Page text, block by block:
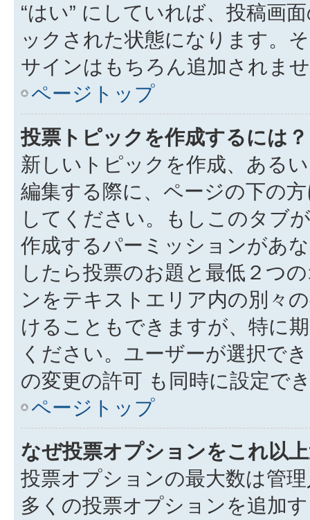
“はい” にしていれば、投稿画
ックされた状態になります。
サインはもちろん追加されま
ページトップ
投票トピックを作成するには？
新しいトピックを作成、ある
編集する際に、ページの下の
してください。もしこのタブ
作成するパーミッションがあ
したら投票のお題と最低２つ
ンをテキストエリア内の別々
けることもできますが、特に
ください。ユーザーが選択で
の変更の許可 も同時に設定で
ページトップ
なぜ投票オプションをこれ以
投票オプションの最大数は管
多くの投票オプションを追加